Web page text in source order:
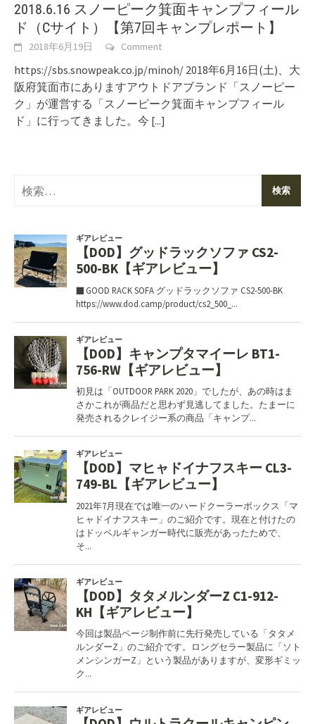
2018.6.16 スノーピーク箕面キャンプフィール
ド（Cサイト）【第7回キャンプレポート】
2018年6月19日 Comment
https://sbs.snowpeak.co.jp/minoh/ 2018年6月16日(土)、大
阪府箕面市にありますアウトドアブランド「スノーピー
ク」が運営する「スノーピーク箕面キャンプフィール
ド」に行ってきました。今 [...]
検
索: